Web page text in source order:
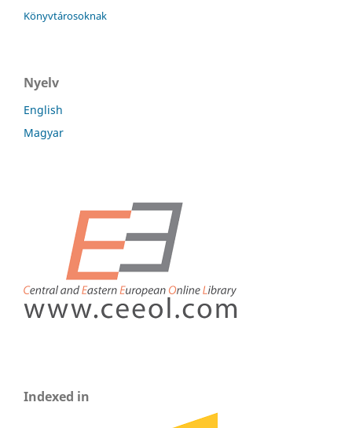
Könyvtárosoknak
Nyelv
English
Magyar
Indexed in